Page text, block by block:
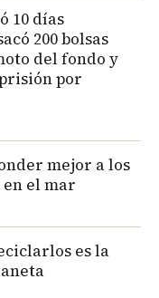
10 días
200 bolsas
del fondo y
por
mejor a los
el mar
es la